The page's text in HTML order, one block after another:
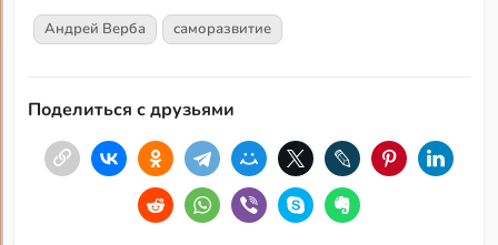
Андрей Верба саморазвитие
Поделиться с друзьями